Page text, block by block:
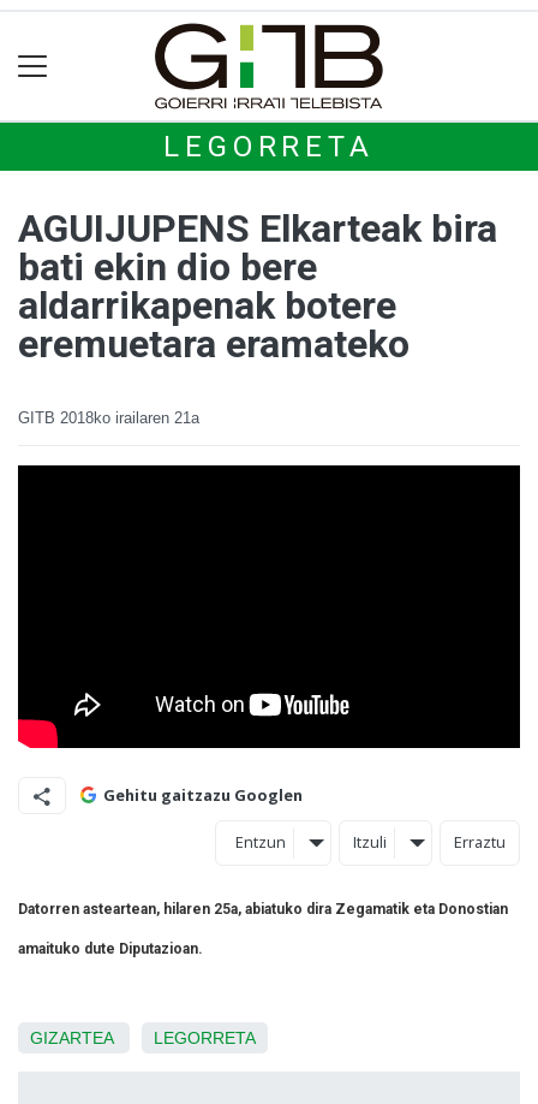
LEGORRETA
AGUIJUPENS Elkarteak bira
bati ekin dio bere
aldarrikapenak botere
eremuetara eramateko
GITB 2018ko irailaren 21a
Gehitu gaitzazu Googlen
Entzun Itzuli Erraztu
Datorren asteartean, hilaren 25a, abiatuko dira Zegamatik eta Donostian
amaituko dute Diputazioan.
GIZARTEA LEGORRETA